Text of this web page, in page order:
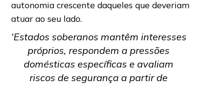
autonomia crescente daqueles que deveriam
atuar ao seu lado.
‘Estados soberanos mantêm interesses
próprios, respondem a pressões
domésticas específicas e avaliam
riscos de segurança a partir de